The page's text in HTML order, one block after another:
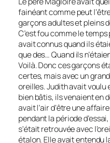
fainéant comme peut
garçons adultes et pleins
C’est fou comme le
avait connus quand ils
que des… Quand ils
Voilà. Donc ces garçons
certes, mais avec un
oreilles. Judith avait voulu
bien bâtis, ils venaient en
avait l’air d’être une
pendant la période
s’était retrouvée avec
étalon. Elle avait entendu